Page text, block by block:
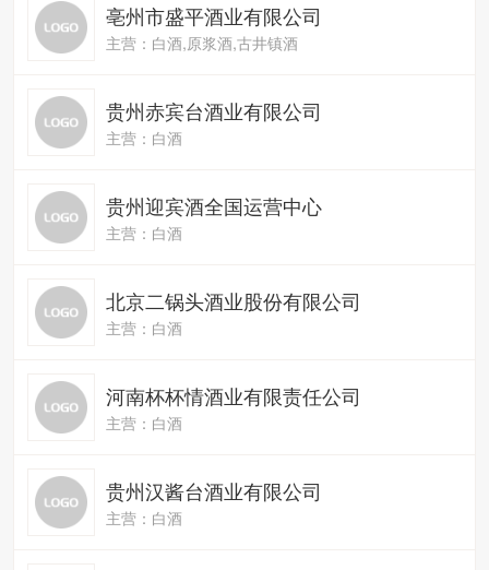
亳州市盛平酒业有限公司
主营：白酒,原浆酒,古井镇酒
贵州赤宾台酒业有限公司
主营：白酒
贵州迎宾酒全国运营中心
主营：白酒
北京二锅头酒业股份有限公司
主营：白酒
河南杯杯情酒业有限责任公司
主营：白酒
贵州汉酱台酒业有限公司
主营：白酒